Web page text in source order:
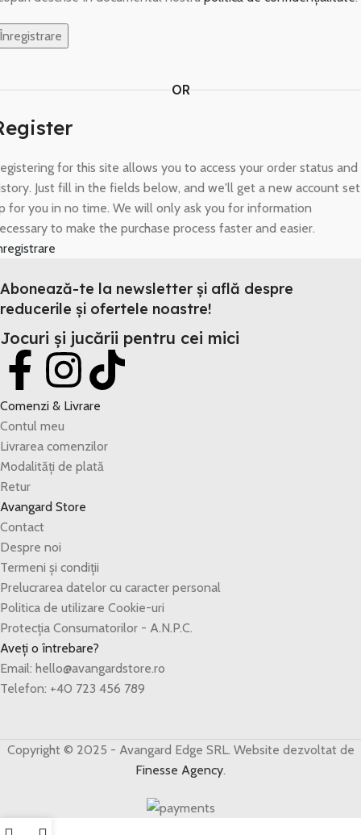
OR
for this site allows you to access your order status and
Just fill in the fields below, and we'll get a new account set
for you in no time. We will only ask you for information
to make the purchase process faster and easier.
Abonează-te la newsletter și află despre
reducerile și ofertele noastre!
Jocuri și jucării pentru cei mici
Comenzi & Livrare
Contul meu
Livrarea comenzilor
Modalități de plată
Retur
Avangard Store
Contact
Despre noi
Termeni și condiții
Prelucrarea datelor cu caracter personal
Politica de utilizare Cookie-uri
Protecția Consumatorilor - A.N.P.C.
Aveți o întrebare?
Email: hello@avangardstore.ro
Telefon: +40 723 456 789
Copyright © 2025 - Avangard Edge SRL. Website dezvoltat de
Finesse Agency.